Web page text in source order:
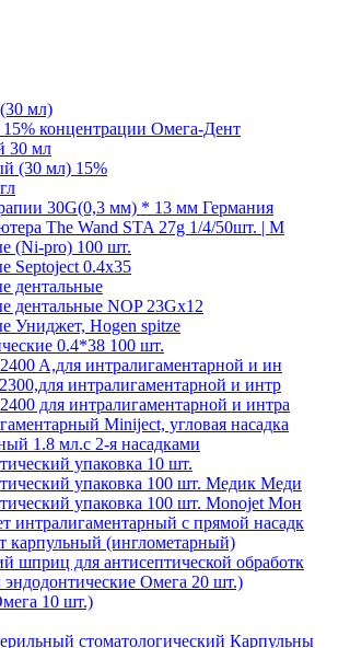
мл)
концентрации Омега-Дент
30 мл
(30 мл) 15%
30G(0,3 мм) * 13 мм Германия
The Wand STA 27g 1/4/50шт. | M
(Ni-pro) 100 шт.
Septoject 0.4х35
дентальные
дентальные NOP 23Gх12
Униджет, Hogen spitze
0.4*38 100 шт.
A,для интралигаментарной и ин
интралигаментарной и интр
для интралигаментарной и интра
Miniject, угловая насадка
1.8 мл.с 2-я насадками
упаковка 10 шт.
упаковка 100 шт. Медик Меди
упаковка 100 шт. Monojet Мон
интралигаментарный с прямой насадк
карпульный (инглометарный)
шприц для антисептической обработк
Омега 20 шт.)
10 шт.)
стоматологический Карпульны